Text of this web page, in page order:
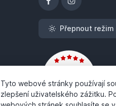
Přepnout režim
Tyto webové stránky používají
zlepšení uživatelského zážitku.